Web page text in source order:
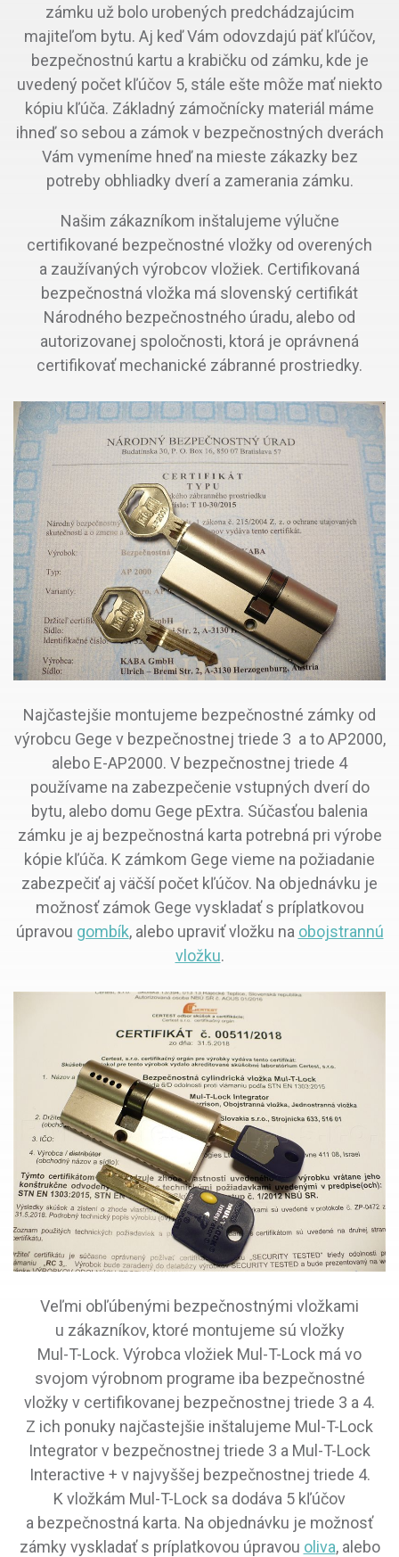
zámku už bolo urobených predchádzajúcim
majiteľom bytu. Aj keď Vám odovzdajú päť kľúčov,
bezpečnostnú kartu a krabičku od zámku, kde je
uvedený počet kľúčov 5, stále ešte môže mať niekto
kópiu kľúča. Základný zámočnícky materiál máme
ihneď so sebou a zámok v bezpečnostných dverách
Vám vymeníme hneď na mieste zákazky bez
potreby obhliadky dverí a zamerania zámku.
Našim zákazníkom inštalujeme výlučne
certifikované bezpečnostné vložky od overených
a zaužívaných výrobcov vložiek. Certifikovaná
bezpečnostná vložka má slovenský certifikát
Národného bezpečnostného úradu, alebo od
autorizovanej spoločnosti, ktorá je oprávnená
certifikovať mechanické zábranné prostriedky.
Najčastejšie montujeme bezpečnostné zámky od
výrobcu Gege v bezpečnostnej triede 3 a to AP2000,
alebo E-AP2000. V bezpečnostnej triede 4
používame na zabezpečenie vstupných dverí do
bytu, alebo domu Gege pExtra. Súčasťou balenia
zámku je aj bezpečnostná karta potrebná pri výrobe
kópie kľúča. K zámkom Gege vieme na požiadanie
zabezpečiť aj väčší počet kľúčov. Na objednávku je
možnosť zámok Gege vyskladať s príplatkovou
úpravou gombík, alebo upraviť vložku na obojstrannú
vložku.
Veľmi obľúbenými bezpečnostnými vložkami
u zákazníkov, ktoré montujeme sú vložky
Mul-T-Lock. Výrobca vložiek Mul-T-Lock má vo
svojom výrobnom programe iba bezpečnostné
vložky v certifikovanej bezpečnostnej triede 3 a 4.
Z ich ponuky najčastejšie inštalujeme Mul-T-Lock
Integrator v bezpečnostnej triede 3 a Mul-T-Lock
Interactive + v najvyššej bezpečnostnej triede 4.
K vložkám Mul-T-Lock sa dodáva 5 kľúčov
a bezpečnostná karta. Na objednávku je možnosť
zámky vyskladať s príplatkovou úpravou oliva, alebo